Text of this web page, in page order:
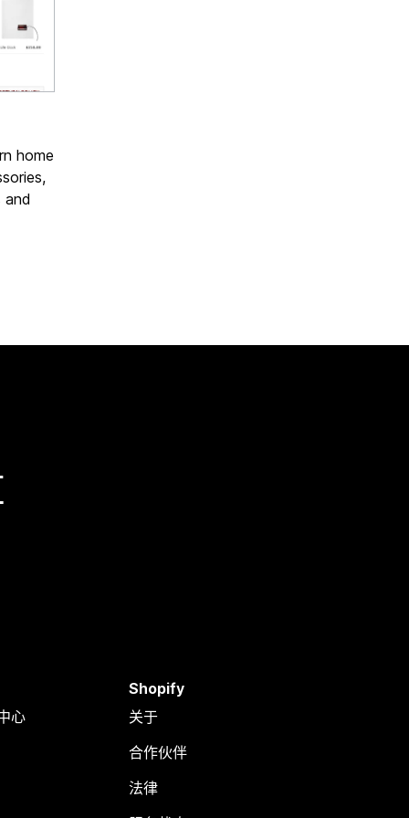
home
and
心
Shopify
关于
合作伙伴
法律